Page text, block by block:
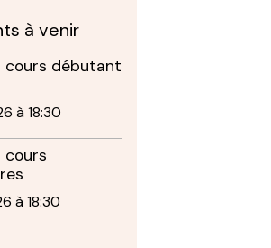
à venir
cours débutant
à 18:30
cours
à 18:30